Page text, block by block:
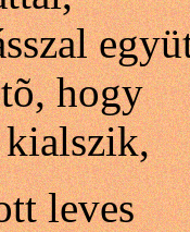
hogy
kialszik,
leves